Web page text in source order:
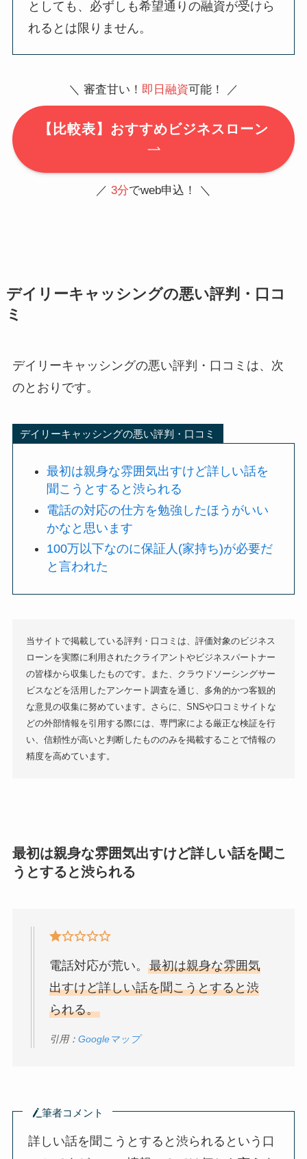
としても、必ずしも希望通りの融資が受けら
れるとは限りません。
＼ 審査甘い！ 即日融資可能！ ／
【比較表】おすすめビジネスローン
／ 3分でweb申込！ ＼
デイリーキャッシングの悪い評判・口コ
ミ
デイリーキャッシングの悪い評判・口コミは、次
のとおりです。
デイリーキャッシングの悪い評判・口コミ
最初は親身な雰囲気出すけど詳しい話を
聞こうとすると渋られる
電話の対応の仕方を勉強したほうがいい
かなと思います
100万以下なのに保証人(家持ち)が必要だ
と言われた
当サイトで掲載している評判・口コミは、評価対象のビジネス
ローンを実際に利用されたクライアントやビジネスパートナー
の皆様から収集したものです。また、クラウドソーシングサー
ビスなどを活用したアンケート調査を通じ、多角的かつ客観的
な意見の収集に努めています。さらに、SNSや口コミサイトな
どの外部情報を引用する際には、専門家による厳正な検証を行
い、信頼性が高いと判断したもののみを掲載することで情報の
精度を高めています。
最初は親身な雰囲気出すけど詳しい話を聞こ
うとすると渋られる
電話対応が荒い。 最初は親身な雰囲気
出すけど詳しい話を聞こうとすると渋
られる。
引用： Googleマップ
筆者コメント
詳しい話を聞こうとすると渋られるという口